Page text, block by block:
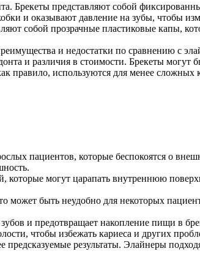
представляют собой
и оказывают давление на зубы, чтобы
собой прозрачные пластиковые капы,
и недостатки по сравнению с
и различия в стоимости. Брекеты
правило, используются для менее сложных
пациентов, которые беспокоятся о
могут царапать внутреннюю
может быть неудобно для некоторых
и предотвращает накопление пищи в
чтобы избежать кариеса и других
предсказуемые результаты. Элайнеры